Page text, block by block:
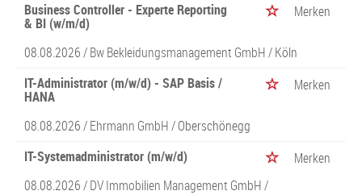
Business Controller - Experte Reporting
& BI (w/m/d)
Merken
08.08.2026 /Bw Bekleidungsmanagement GmbH/ Köln
IT-Administrator (m/w/d) - SAP Basis /
HANA
Merken
08.08.2026 /Ehrmann GmbH/ Oberschönegg
IT-Systemadministrator (m/w/d)
Merken
08.08.2026 /DV Immobilien Management GmbH/